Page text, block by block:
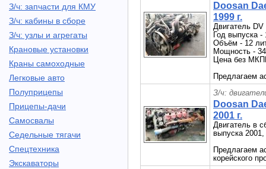
З/ч: запчасти для КМУ
З/ч: кабины в сборе
З/ч: узлы и агрегаты
Крановые установки
Краны самоходные
Легковые авто
Полуприцепы
Прицепы-дачи
Самосвалы
Седельные тягачи
Спецтехника
Экскаваторы
Doosan
1999 г.
Двигатель
Год выпуска -
Объём - 12
Мощность -
Цена без
Предлагаем
З/ч:
Doosan
2001 г.
Двигатель в
выпуска
Предлагаем
корейского